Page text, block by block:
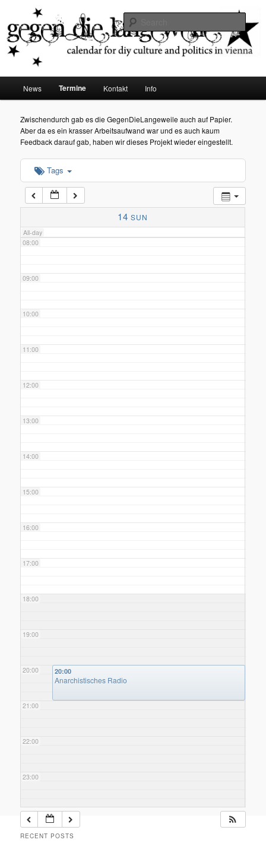
Gegen die Langeweile
diy dates vienna
Skip
to
primary
content
News Termine Kontakt Info
Zwischendurch gab es die GegenDieLangeweile auch auf Papier.
Aber da es ein krasser Arbeitsaufwand war und es auch kaum
Feedback darauf gab, haben wir dieses Projekt wieder eingestellt.
Tags
14 SUN
All-day
02:00
03:00
04:00
05:00
06:00
07:00
08:00
09:00
10:00
11:00
12:00
13:00
14:00
15:00
16:00
17:00
18:00
19:00
20:00
21:00
22:00
23:00
20:00
Anarchistisches Radio
RECENT POSTS